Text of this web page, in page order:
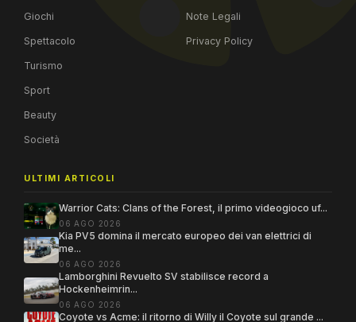
Giochi
Spettacolo
Turismo
Sport
Beauty
Società
Note Legali
Privacy Policy
ULTIMI ARTICOLI
Warrior Cats: Clans of the Forest, il primo videogioco uf...
06 AGO 2026
Kia PV5 domina il mercato europeo dei van elettrici di
me...
06 AGO 2026
Lamborghini Revuelto SV stabilisce record a
Hockenheimrin...
06 AGO 2026
Coyote vs Acme: il ritorno di Willy il Coyote sul grande ...